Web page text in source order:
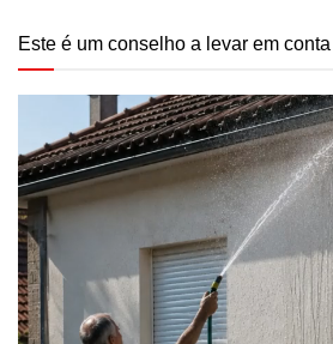
Este é um conselho a levar em conta